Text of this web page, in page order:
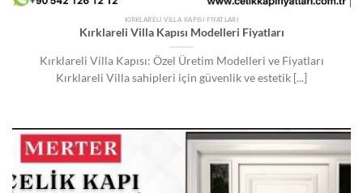
KIRKLARELI VILLA KAPISI FIYATLARI
Kırklareli Villa Kapısı Modelleri Fiyatları
Kırklareli Villa Kapısı: Özel Üretim Modelleri ve Fiyatları
Kırklareli Villa sahipleri için güvenlik ve estetik [...]